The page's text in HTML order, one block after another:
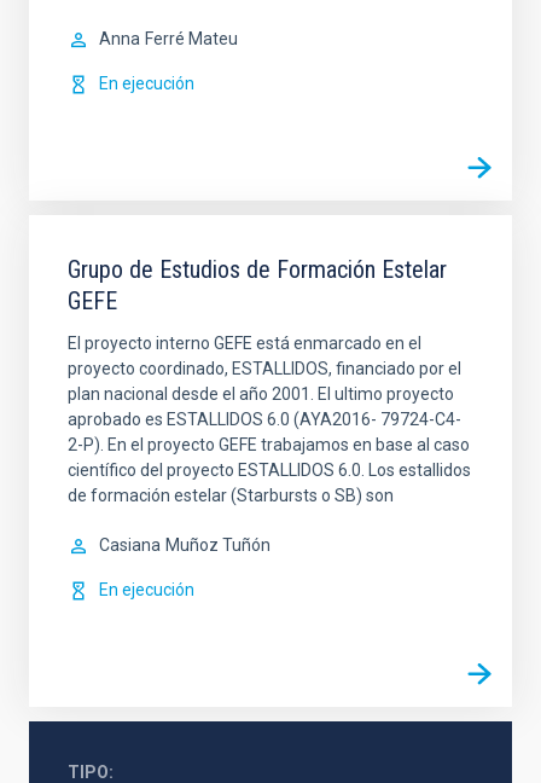
Anna Ferré Mateu
En ejecución
Grupo de Estudios de Formación Estelar
GEFE
El proyecto interno GEFE está enmarcado en el
proyecto coordinado, ESTALLIDOS, financiado por el
plan nacional desde el año 2001. El ultimo proyecto
aprobado es ESTALLIDOS 6.0 (AYA2016- 79724-C4-
2-P). En el proyecto GEFE trabajamos en base al caso
científico del proyecto ESTALLIDOS 6.0. Los estallidos
de formación estelar (Starbursts o SB) son
Casiana Muñoz Tuñón
En ejecución
TIPO